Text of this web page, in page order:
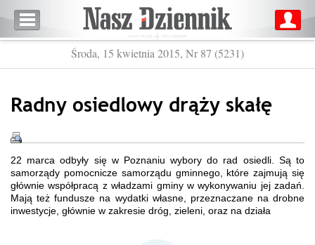
Środa, 15 kwietnia 2015, Nr 87 (5231)
Radny osiedlowy drąży skałę
22 marca odbyły się w Poznaniu wybory do rad osiedli. Są to
samorządy pomocnicze samorządu gminnego, które zajmują się
głównie współpracą z władzami gminy w wykonywaniu jej zadań.
Mają też fundusze na wydatki własne, przeznaczane na drobne
inwestycje, głównie w zakresie dróg, zieleni, oraz na działa